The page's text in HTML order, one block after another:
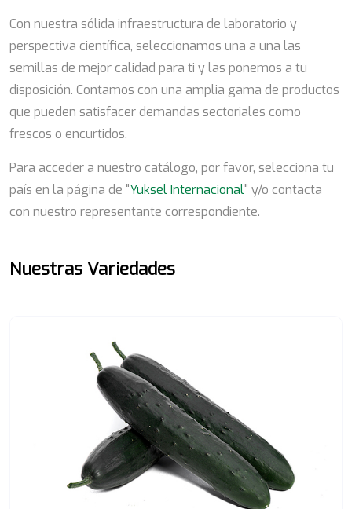
Con nuestra sólida infraestructura de laboratorio y
perspectiva científica, seleccionamos una a una las
semillas de mejor calidad para ti y las ponemos a tu
disposición. Contamos con una amplia gama de productos
que pueden satisfacer demandas sectoriales como
frescos o encurtidos.
Para acceder a nuestro catálogo, por favor, selecciona tu
país en la página de "Yuksel Internacional" y/o contacta
con nuestro representante correspondiente.
Nuestras Variedades